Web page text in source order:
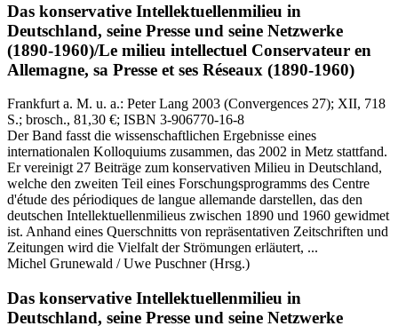
Das konservative Intellektuellenmilieu in
Deutschland, seine Presse und seine Netzwerke
(1890-1960)/Le milieu intellectuel Conservateur en
Allemagne, sa Presse et ses Réseaux (1890-1960)
Frankfurt a. M. u. a.: Peter Lang 2003 (Convergences 27); XII, 718
S.; brosch., 81,30 €; ISBN 3-906770-16-8
Der Band fasst die wissenschaftlichen Ergebnisse eines
internationalen Kolloquiums zusammen, das 2002 in Metz stattfand.
Er vereinigt 27 Beiträge zum konservativen Milieu in Deutschland,
welche den zweiten Teil eines Forschungsprogramms des Centre
d'étude des périodiques de langue allemande darstellen, das den
deutschen Intellektuellenmilieus zwischen 1890 und 1960 gewidmet
ist. Anhand eines Querschnitts von repräsentativen Zeitschriften und
Zeitungen wird die Vielfalt der Strömungen erläutert, ...
Michel Grunewald / Uwe Puschner(Hrsg.)
Das konservative Intellektuellenmilieu in
Deutschland, seine Presse und seine Netzwerke